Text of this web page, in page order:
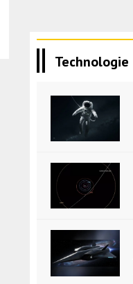
Technologie